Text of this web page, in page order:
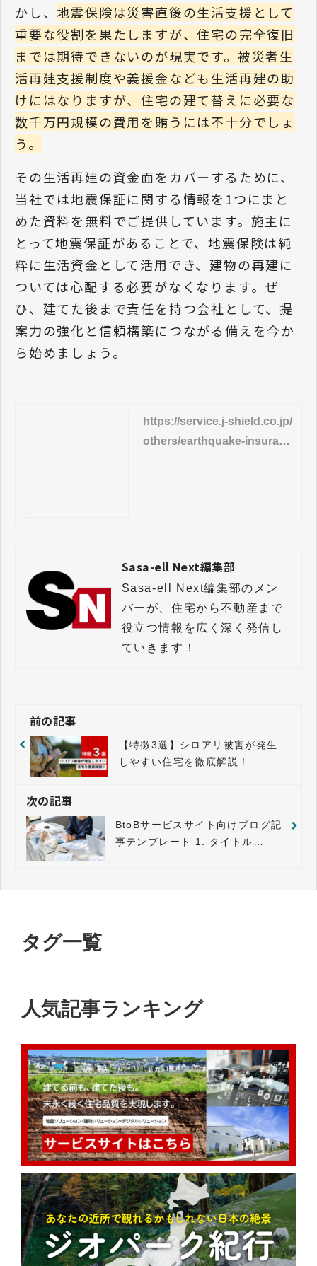
かし、地震保険は災害直後の生活支援として
重要な役割を果たしますが、住宅の完全復旧
までは期待できないのが現実です。被災者生
活再建支援制度や義援金なども生活再建の助
けにはなりますが、住宅の建て替えに必要な
数千万円規模の費用を賄うには不十分でしょ
う。
その生活再建の資金面をカバーするために、
当社では地震保証に関する情報を1つにまと
めた資料を無料でご提供しています。施主に
とって地震保証があることで、地震保険は純
粋に生活資金として活用でき、建物の再建に
ついては心配する必要がなくなります。ぜ
ひ、建てた後まで責任を持つ会社として、提
案力の強化と信頼構築につながる備えを今か
ら始めましょう。
https://service.j-shield.co.jp/
others/earthquake-insuranc
Sasa-ell Next編集部
Sasa-ell Next編集部のメン
バーが、住宅から不動産まで
役立つ情報を広く深く発信し
前の記事
【特徴3選】シロアリ被害が発生
しやすい住宅を徹底解説！
次の記事
BtoBサービスサイト向けブログ記
事テンプレート 1. タイトル
タグ一覧
人気記事ランキング